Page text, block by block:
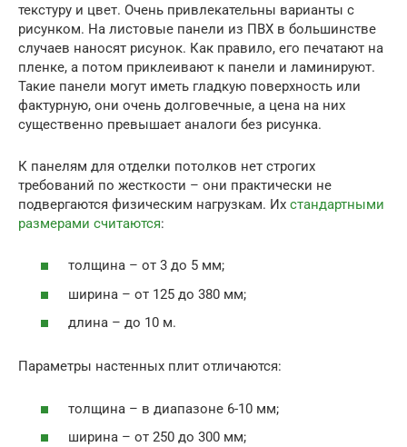
текстуру и цвет. Очень привлекательны варианты с
рисунком. На листовые панели из ПВХ в большинстве
случаев наносят рисунок. Как правило, его печатают на
пленке, а потом приклеивают к панели и ламинируют.
Такие панели могут иметь гладкую поверхность или
фактурную, они очень долговечные, а цена на них
существенно превышает аналоги без рисунка.
К панелям для отделки потолков нет строгих
требований по жесткости – они практически не
подвергаются физическим нагрузкам. Их стандартными
размерами считаются:
толщина – от 3 до 5 мм;
ширина – от 125 до 380 мм;
длина – до 10 м.
Параметры настенных плит отличаются:
толщина – в диапазоне 6-10 мм;
ширина – от 250 до 300 мм;